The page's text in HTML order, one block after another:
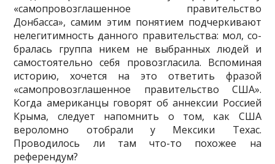
«самопровозглашенное правительство
Донбасса», самим этим понятием подчеркивают
нелегитимность данного правительства: мол, со­
бралась группа никем не выбранных людей и
самостоятельно себя провозгласила. Вспоминая
ис­торию, хочется на это ответить фразой
«самопровозглашенное правительство США».
Когда аме­риканцы говорят об аннексии Россией
Крыма, следует напомнить о том, как США
вероломно ото­брали у Мексики Техас.
Проводилось ли там что-то похожее на
референдум?